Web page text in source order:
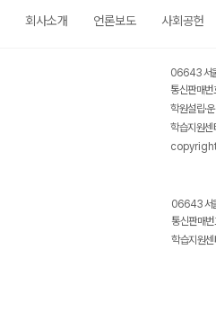
회사소개 언론보도 사회공헌
06643 서
통신판매
학원설립·
학습지원
06643 서
통신판매
학습지원